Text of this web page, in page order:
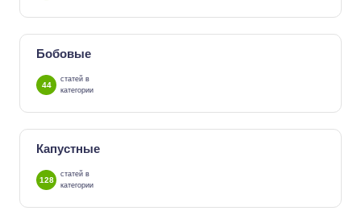
Бобовые
44
статей в
категории
Капустные
128
статей в
категории